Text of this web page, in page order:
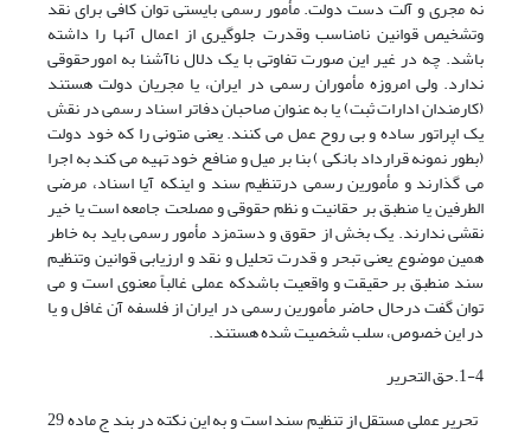
نه مجری و آلت دست دولت. مأمور رسمی بایستی توان کافی برای نقد
وتشخیص قوانین نامناسب وقدرت جلوگیری از اعمال آنها را داشته
باشد. چه در غیر این صورت تفاوتی با یک دلال ناآشنا به امورحقوقی
ندارد. ولی امروزه مأموران رسمی در ایران، یا مجریان دولت هستند
(کارمندان ادارات ثبت) یا به عنوان صاحبان دفاتر اسناد رسمی در نقش
یک اپراتور ساده و بی روح عمل می کنند. یعنی متونی را که خود دولت
(بطور نمونه قرارداد بانکی ) بنا بر میل و منافع خود تهیه می کند به اجرا
می گذارند و مأمورین رسمی درتنظیم سند و اینکه آیا اسناد، مرضی
الطرفین یا منطبق بر حقانیت و نظم حقوقی و مصلحت جامعه است یا خیر
نقشی ندارند. یک بخش از حقوق و دستمزد مأمور رسمی باید به خاطر
همین موضوع یعنی تبحر و قدرت تحلیل و نقد و ارزیابی قوانین وتنظیم
سند منطبق بر حقیقت و واقعیت باشدکه عملی غالباً معنوی است و می
توان گفت درحال حاضر مأمورین رسمی در ایران از فلسفه آن غافل و یا
در این خصوص، سلب شخصیت شده هستند.
1-4.حق التحریر
تحریر عملی مستقل از تنظیم سند است و به این نکته در بند ج ماده 29